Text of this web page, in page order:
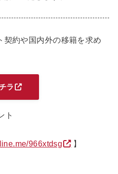
契約や国内外の移籍を求め
ラ
ト
966xtdsg
】